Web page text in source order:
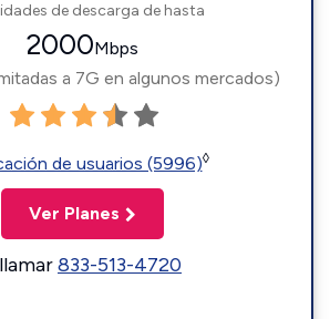
de descarga de hasta
2000Mbps
a 7G en algunos mercados)
de usuarios (5996)◊
Ver Planes
833-513-4720